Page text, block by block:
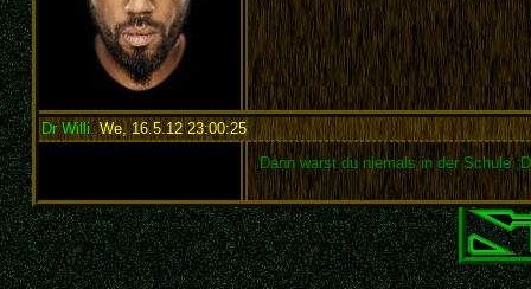
Dr Willi, We, 16.5.12 23:00:25:
Dann warst du niemals in der Schule ;D